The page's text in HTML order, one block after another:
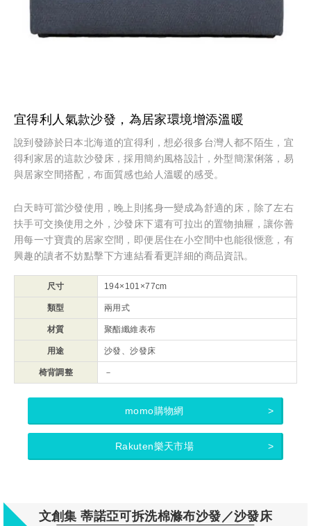
宜得利人氣款沙發，為居家環境增添溫暖
說到發跡於日本北海道的宜得利，想必很多台灣人都不陌生，宜
得利家居的這款沙發床，採用簡約風格設計，外型簡潔俐落，易
與居家空間搭配，布面質感也給人溫暖的感受。
白天時可當沙發使用，晚上則搖身一變成為舒適的床，除了左右
扶手可交換使用之外，沙發床下還有可拉出的置物抽屜，讓你善
用每一寸寶貴的居家空間，即便居住在小空間中也能很愜意，有
興趣的讀者不妨點擊下方連結看看更詳細的商品資訊。
尺寸 194×101×77cm
類型 兩用式
材質 聚酯纖維表布
用途 沙發、沙發床
椅背調整 －
momo購物網
Rakuten樂天市場
文創集 蒂諾亞可拆洗棉滌布沙發／沙發床